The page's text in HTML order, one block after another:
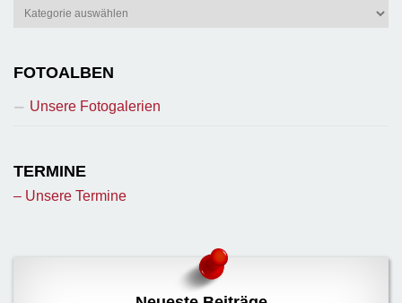
Berichte
FOTOALBEN
Unsere Fotogalerien
TERMINE
– Unsere Termine